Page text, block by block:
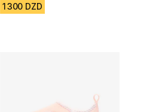
1 300 DZD